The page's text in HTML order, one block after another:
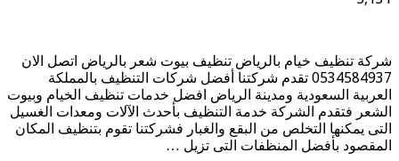
شركة تنظيف خيام بالرياض تنظيف بيوت شعر بالرياض اتصل الان
0534584937 تقدم شركتنا أفضل شركات التنظيف بالمملكة
العربية السعودية ومدينة الرياض افضل خدمات تنظيف الخيام وبيوت
الشعر فتقدم الشركة خدمة التنظيف بأحدث الآلات ومعدات الغسيل
التى يمكنها التخلص من البقع والغبار فشركتنا تقوم بتنظيف المكان
المقصود بأفضل المنظفات التى تزيل …